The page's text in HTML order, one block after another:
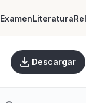
ExamenLiteratura
Descargar